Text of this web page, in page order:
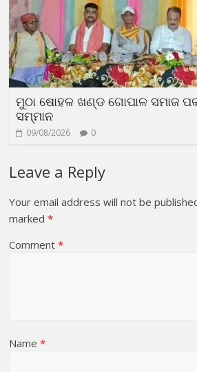
ମୁଠା ଷୋହଳ ଖଣ୍ଡ ଗୋପାଳ ସମାଜ
ସମ୍ମାନ
09/08/2026 0
Leave a Reply
Your email address will not be
marked*
Comment*
Name*